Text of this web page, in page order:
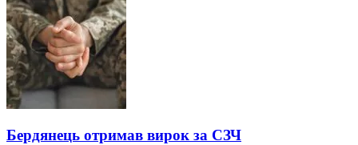
Бердянець отримав вирок за СЗЧ